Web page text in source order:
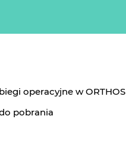
operacyjne w ORTHOS
pobrania